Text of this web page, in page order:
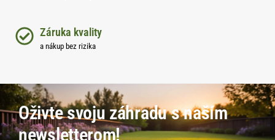
Záruka kvality
a nákup bez rizika
Oživte svoju záhradu s naším
newsletterom!